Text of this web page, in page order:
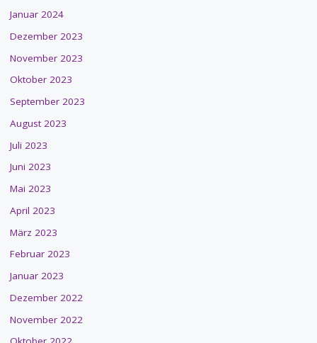
Januar 2024
Dezember 2023
November 2023
Oktober 2023
September 2023
August 2023
Juli 2023
Juni 2023
Mai 2023
April 2023
März 2023
Februar 2023
Januar 2023
Dezember 2022
November 2022